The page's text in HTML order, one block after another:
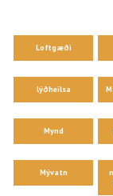
Loftgæði
lýðheilsa
Mynd
Mývatn